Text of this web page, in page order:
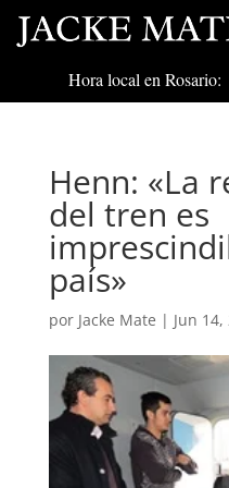
Hora local en Rosario:
Henn: «La
del tren es
país»
por Jacke Mate | Jun 14,